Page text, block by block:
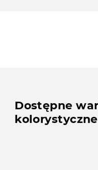
Dostępne
kolorystyczne